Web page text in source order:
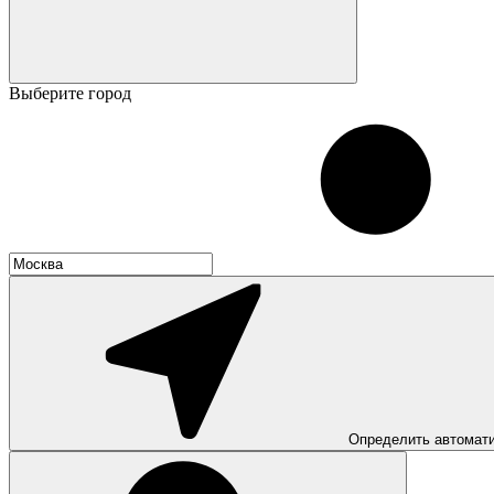
Выберите город
Определить